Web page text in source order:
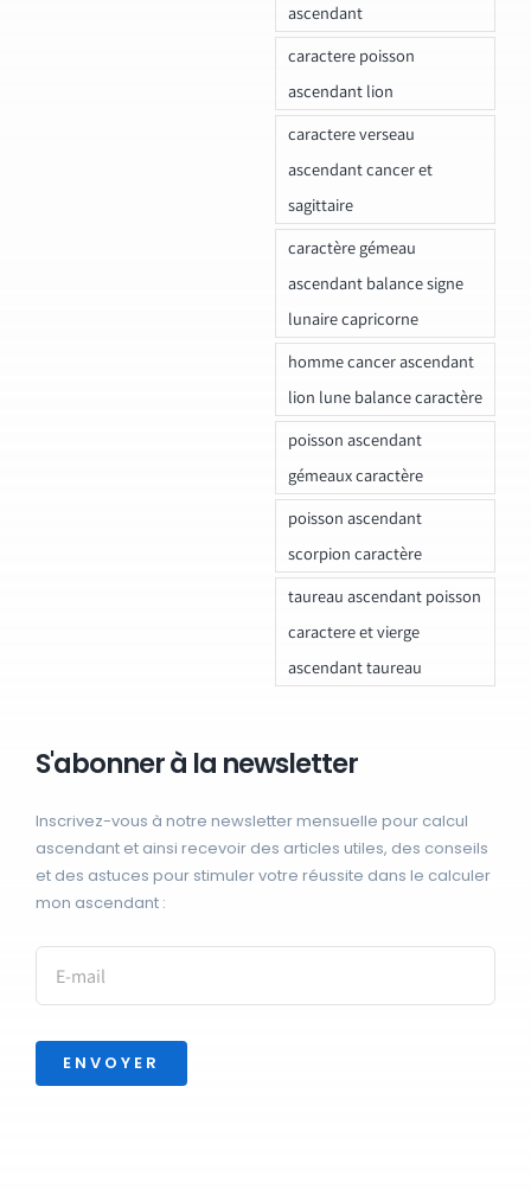
ascendant
caractere poisson
ascendant lion
caractere verseau
ascendant cancer et
sagittaire
caractère gémeau
ascendant balance signe
lunaire capricorne
homme cancer ascendant
lion lune balance caractère
poisson ascendant
gémeaux caractère
poisson ascendant
scorpion caractère
taureau ascendant poisson
caractere et vierge
ascendant taureau
S'abonner à la newsletter
Inscrivez-vous à notre newsletter mensuelle pour calcul
ascendant et ainsi recevoir des articles utiles, des conseils
et des astuces pour stimuler votre réussite dans le calculer
mon ascendant :
ENVOYER